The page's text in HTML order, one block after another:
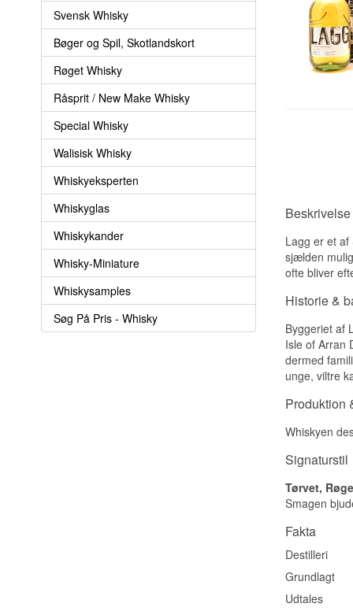
Svensk Whisky
Bøger og Spil, Skotlandskort
Røget Whisky
Råsprit / New Make Whisky
Special Whisky
Walisisk Whisky
Whiskyeksperten
Whiskyglas
Whiskykander
Whisky-Miniature
Whiskysamples
Søg På Pris - Whisky
Lagg er et
sjælden
ofte bliver
Historie &
Byggeriet af
Isle of Arran
dermed
unge, viltre
Produktion
Whiskyen
Signaturstil
Tørvet,
Smagen
Fakta
Destilleri
Grundlagt
Udtales